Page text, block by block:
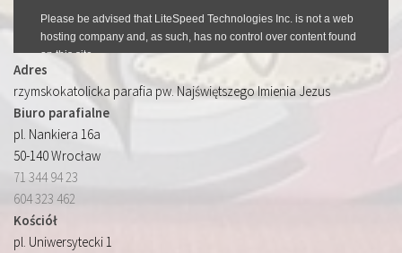
Adres
rzymskokatolicka parafia pw. Najświętszego Imienia Jezus
Biuro parafialne
pl. Nankiera 16a
50-140 Wrocław
71 344 94 23
604 323 462
Kościół
pl. Uniwersytecki 1